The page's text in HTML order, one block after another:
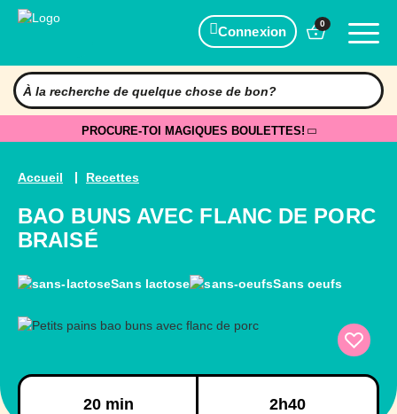
Connexion
0
PROCURE-TOI MAGIQUES BOULETTES!
Accueil Recettes
BAO BUNS AVEC FLANC DE PORC
BRAISÉ
Sans lactose Sans oeufs
20 min 2h40